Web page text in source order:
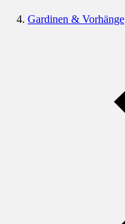
Gardinen & Vorhänge